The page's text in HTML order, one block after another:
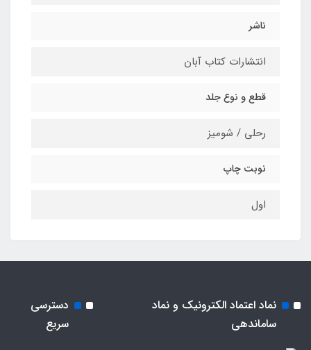
ناشر
انتشارات کتاب آبان
قطع و نوع جلد
رحلی / شومیز
نوبت چاپ
اول
نماد اعتماد الکترونیک و نماد
ساماندهی
دسترسی
سریع